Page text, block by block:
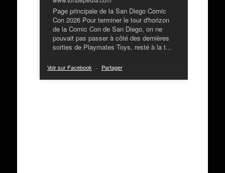
Page principale de la San Diego Comic
Con 2026 Pour terminer le tour d'horizon
de la Comic Con de San Diego, on ne
pouvait pas passer à côté des dernières
sorties de Playmates Toys, resté à la t...
Voir sur Facebook · Partager